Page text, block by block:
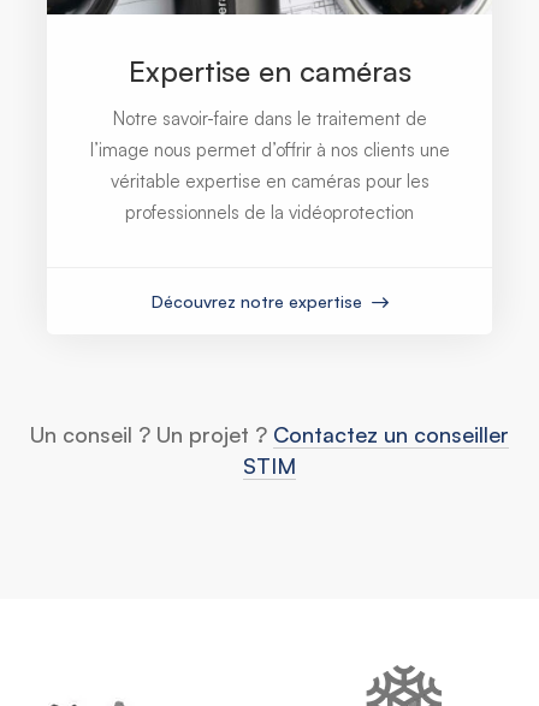
Expertise en caméras
Notre savoir-faire dans le traitement de
l’image nous permet d’offrir à nos clients une
véritable expertise en caméras pour les
professionnels de la vidéoprotection
Découvrez notre expertise
Un conseil ? Un projet ? Contactez un conseiller
STIM